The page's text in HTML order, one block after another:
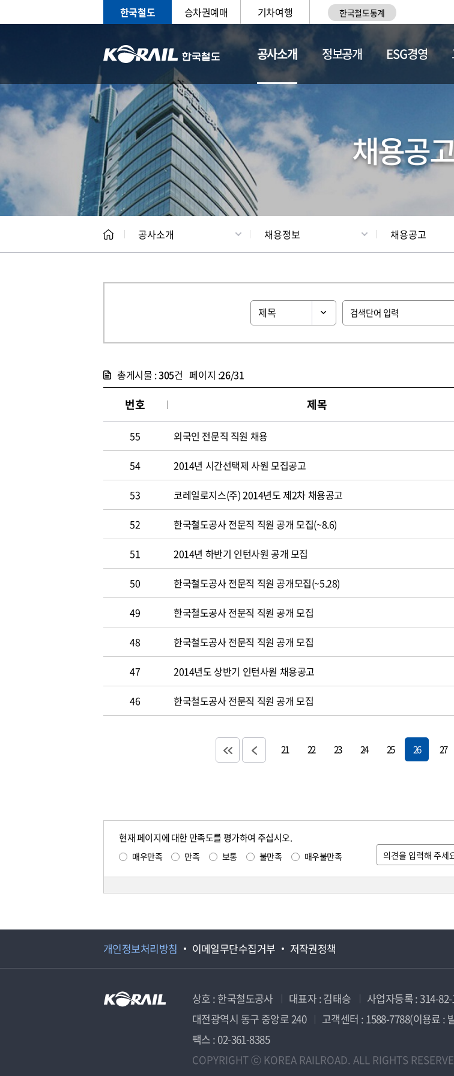
한국철도 승차권예매 기차여행 한국철도통계
공사소개
CEO 일반현황
정보공개 ESG경영
채용공
공사소개 채용정보 채용공고
총게시물 :305건 페이지 :26/31
번호 제목
55 외국인 전문직 직원 채용
54 2014년 시간선택제 사원 모집공고
53 코레일로지스(주) 2014년도 제2차 채용공고
52 한국철도공사 전문직 직원 공개 모집(~8.6)
51 2014년 하반기 인턴사원 공개 모집
50 한국철도공사 전문직 직원 공개모집(~5.28)
49 한국철도공사 전문직 직원 공개 모집
48 한국철도공사 전문직 직원 공개 모집
47 2014년도 상반기 인턴사원 채용공고
46 한국철도공사 전문직 직원 공개 모집
21 22 23 24 25 26 27
현재 페이지에 대한 만족도를 평가하여 주십시오.
매우만족 만족 보통 불만족 매우불만족
개인정보처리방침 이메일무단수집거부 저작권정책
상호 : 한국철도공사 대표자 : 김태승 사업자등록 : 314-
대전광역시 동구 중앙로 240
고객센터 : 1588-7788(이용료 :
팩스 : 02-361-8385
COPYRIGHT ⓒ KOREA RAILROAD. ALL RIGHTS